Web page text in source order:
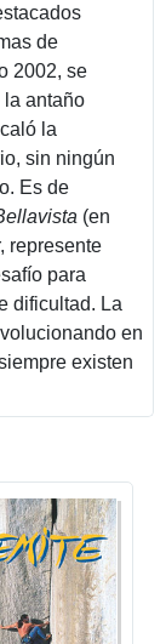
de
2002, se
la antaño
la
sin ningún
Es de
(en
represente
para
dificultad. La
en
existen